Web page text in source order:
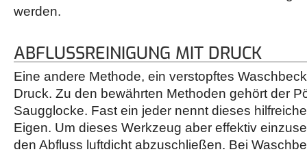
werden.
ABFLUSSREINIGUNG MIT DRUCK
Eine andere Methode, ein verstopftes
Druck. Zu den bewährten Methoden gehört der
Saugglocke. Fast ein jeder nennt dieses
Eigen. Um dieses Werkzeug aber effektiv
den Abfluss luftdicht abzuschließen. Bei